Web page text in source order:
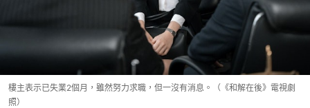
樓主表示已失業2個月，雖然努力求職，但一沒有消息。（《和解在後》電視劇
照）